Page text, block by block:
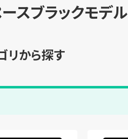
スブラックモデル
リから探す